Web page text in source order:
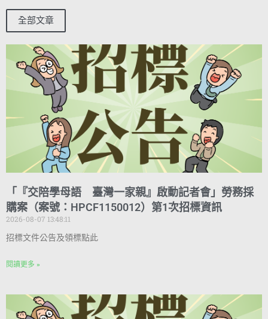
全部文章
「『交陪學母語 臺灣一家親』啟動記者會」勞務採
購案（案號：HPCF1150012）第1次招標資訊
2026-08-07 13:48:11
招標文件公告及領標點此
閱讀更多 »